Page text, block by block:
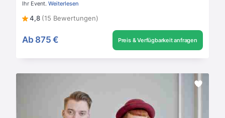
Ihr Event. Weiterlesen
4,8 (15 Bewertungen)
Ab 875 € Preis & Verfügbarkeit anfragen